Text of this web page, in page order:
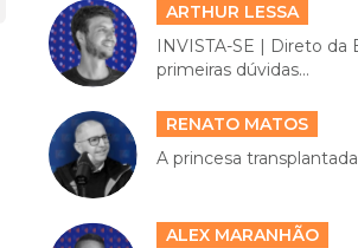
ARTHUR LESSA
INVISTA-SE | Direto da
primeiras dúvidas...
RENATO MATOS
A princesa transplantada
ALEX MARANHÃO